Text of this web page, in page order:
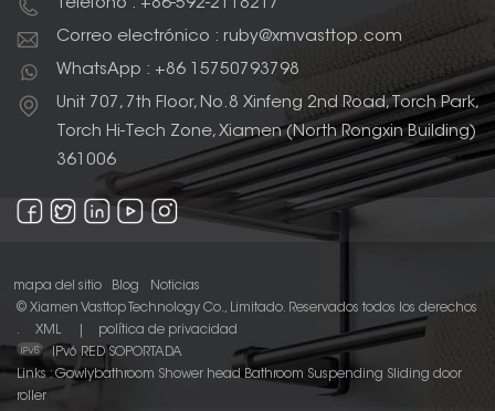
Teléfono : +86-592-2118217
Correo electrónico : ruby@xmvasttop.com
WhatsApp : +86 15750793798
Unit 707, 7th Floor, No.8 Xinfeng 2nd Road, Torch Park,
Torch Hi-Tech Zone, Xiamen (North Rongxin Building)
361006
mapa del sitio Blog
Noticias
© Xiamen Vasttop Technology Co., Limitado. Reservados todos los derechos
.
XML
política de privacidad
IPv6 RED SOPORTADA
Links :Gowlybathroom Shower head Bathroom Suspending Sliding door
roller